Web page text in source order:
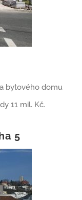
bytového domu
11 mil. Kč.
5